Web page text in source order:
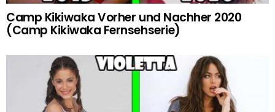
Camp Kikiwaka Vorher und Nachher 2020
(Camp Kikiwaka Fernsehserie)